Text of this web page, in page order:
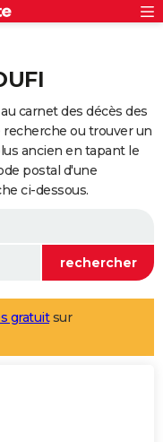
carnet des décès des
recherche ou trouver un
ancien en tapant le
postal d'une
ci-dessous.
gratuitsur